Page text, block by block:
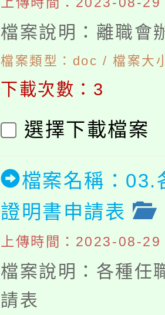
檔案說明：離職會
檔案類型：doc / 檔案大
下載次數：3
選擇下載檔案
檔案名稱：03.
證明書申請表
上傳時間：2023-08-
檔案說明：各種任
請表